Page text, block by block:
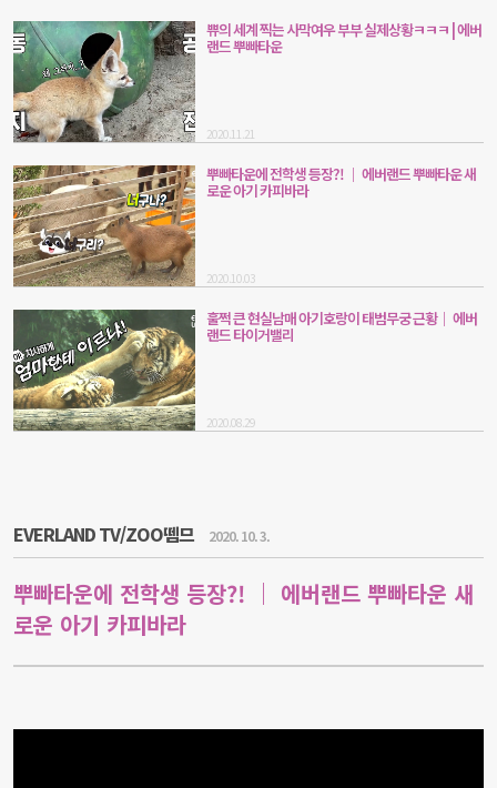
쀼의 세계 찍는 사막여우 부부 실제상황ㅋㅋㅋ | 에버
랜드 뿌빠타운
2020.11.21
뿌빠타운에 전학생 등장?! ｜ 에버랜드 뿌빠타운 새
로운 아기 카피바라
2020.10.03
훌쩍 큰 현실남매 아기호랑이 태범무궁 근황｜ 에버
랜드 타이거밸리
2020.08.29
EVERLAND TV/ZOO뗌므 2020. 10. 3.
뿌빠타운에 전학생 등장?! ｜ 에버랜드 뿌빠타운 새
로운 아기 카피바라